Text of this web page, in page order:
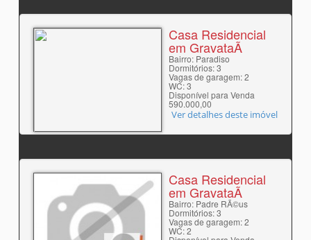
Casa Residencial
em GravataÃ­
Bairro: Paradiso
Dormitórios: 3
Vagas de garagem: 2
WC: 3
Disponível para Venda
590.000,00
Ver detalhes deste imóvel
Casa Residencial
em GravataÃ­
Bairro: Padre RÃ©us
Dormitórios: 3
Vagas de garagem: 2
WC: 2